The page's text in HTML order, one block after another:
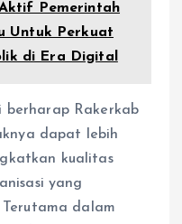
Pemerintah
Untuk Perkuat
di Era Digital
berharap Rakerkab
dapat lebih
kualitas
yang
dalam